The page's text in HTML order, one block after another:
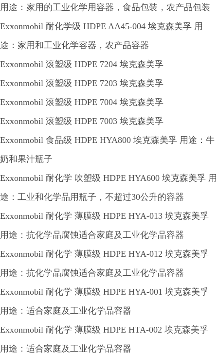
用途：家用的工业化学用容器，食品包装，农产品包装
Exxonmobil 耐化学级 HDPE AA45-004 埃克森美孚 用
途：家用和工业化学容器，农产品容器
Exxonmobil 滚塑级 HDPE 7204 埃克森美孚
Exxonmobil 滚塑级 HDPE 7203 埃克森美孚
Exxonmobil 滚塑级 HDPE 7004 埃克森美孚
Exxonmobil 滚塑级 HDPE 7003 埃克森美孚
Exxonmobil 食品级 HDPE HYA800 埃克森美孚 用途：牛
奶和果汁瓶子
Exxonmobil 耐化学 吹塑级 HDPE HYA600 埃克森美孚 用
途：工业和化学品用瓶子，不超过30公升的容器
Exxonmobil 耐化学 薄膜级 HDPE HYA-013 埃克森美孚
用途：抗化学品腐蚀适合家庭及工业化学品容器
Exxonmobil 耐化学 薄膜级 HDPE HYA-012 埃克森美孚
用途：抗化学品腐蚀适合家庭及工业化学品容器
Exxonmobil 耐化学 薄膜级 HDPE HYA-001 埃克森美孚
用途：适合家庭及工业化学品容器
Exxonmobil 耐化学 薄膜级 HDPE HTA-002 埃克森美孚
用途：适合家庭及工业化学品容器